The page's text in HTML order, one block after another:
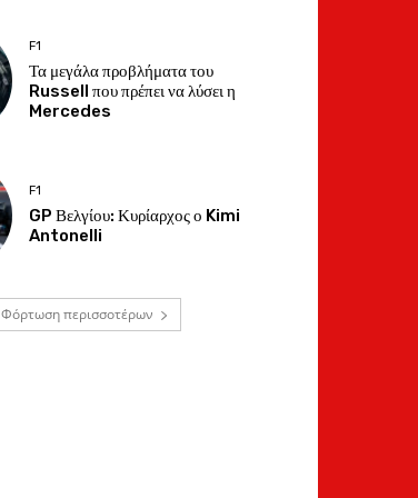
F1
Τα μεγάλα προβλήματα του
Russell που πρέπει να λύσει η
Mercedes
F1
GP Βελγίου: Κυρίαρχος ο Kimi
Antonelli
Φόρτωση περισσοτέρων